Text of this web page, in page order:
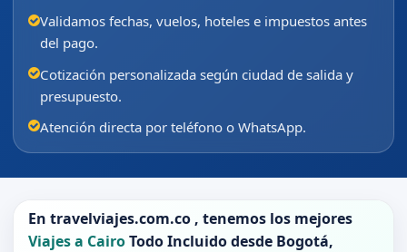
Validamos fechas, vuelos, hoteles e impuestos antes
del pago.
Cotización personalizada según ciudad de salida y
presupuesto.
Atención directa por teléfono o WhatsApp.
En travelviajes.com.co , tenemos los mejores
Viajes a Cairo Todo Incluido desde Bogotá,